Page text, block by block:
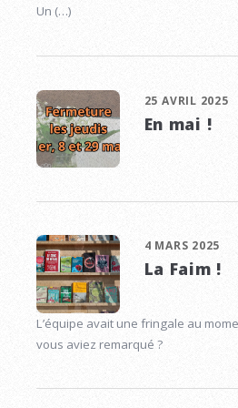
Un (…)
25 AVRIL 2025
En mai !
4 MARS 2025
La Faim !
L’équipe avait une fringale au
vous aviez remarqué ?